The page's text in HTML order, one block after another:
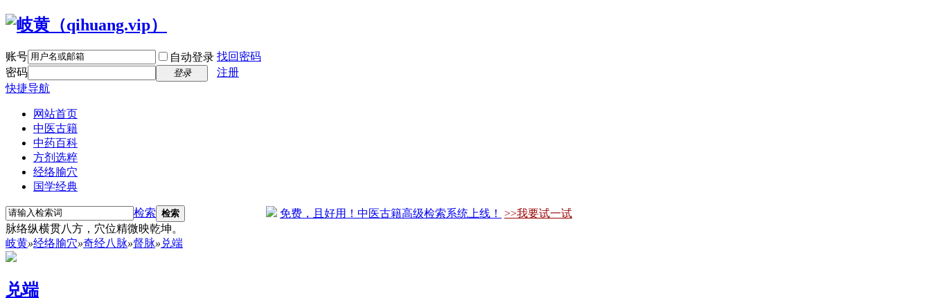
账号 自动登录 找回密码
密码
登录
注册
快捷导航
网站首页
中医古籍
中药百科
方剂选粹
经络腧穴
国学经典
检索 检索 免费，且好用！中医古籍高级检索系统上线！
>>我要试一试
脉络纵横贯八方，穴位精微映乾坤。
岐黄»经络腧穴»奇经八脉»督脉» 兑端
兑端